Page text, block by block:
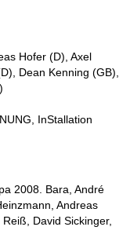
Hofer (D), Axel
Dean Kenning (GB),
InStallation
2008. Bara, André
Andreas
David Sickinger,